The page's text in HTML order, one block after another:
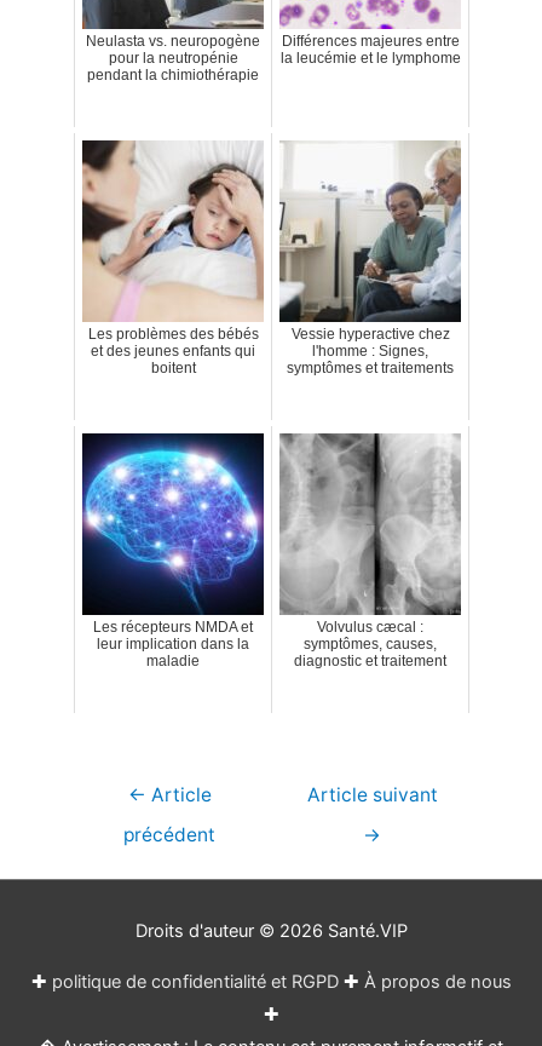
Neulasta vs. neuropogène
pour la neutropénie
pendant la chimiothérapie
Différences majeures entre
la leucémie et le lymphome
Les problèmes des bébés
et des jeunes enfants qui
boitent
Vessie hyperactive chez
l'homme : Signes,
symptômes et traitements
Les récepteurs NMDA et
leur implication dans la
maladie
Volvulus cæcal :
symptômes, causes,
diagnostic et traitement
Navigation
← Article
précédent
Article suivant
→
Droits d'auteur © 2026 Santé.VIP
✚ politique de confidentialité et RGPD✚ À propos de nous
✚